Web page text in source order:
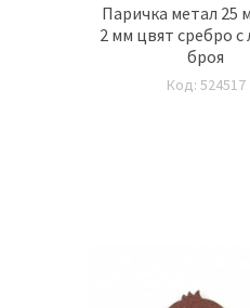
Паричка метал 25
2 мм цвят сребро с
броя
Код: 524517